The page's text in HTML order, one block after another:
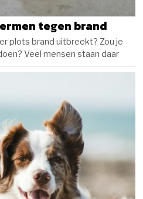
tegen brand
plots brand uitbreekt? Zou je
Veel mensen staan daar